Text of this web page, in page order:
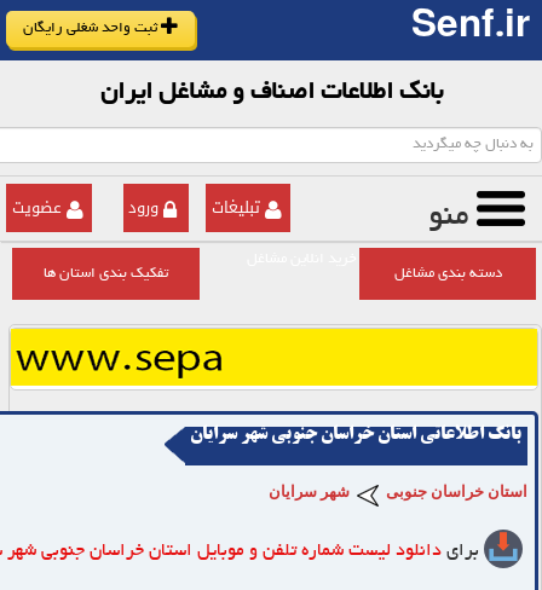
Senf.ir ثبت واحد شغلی رایگان
بانک اطلاعات اصناف و مشاغل ایران
منو عضویت ورود تبلیغات
دسته بندی مشاغل
تفکیک بندی استان ها
بانک اطلاعاتی استان خراسان جنوبی شهر سرایان
استان خراسان جنوبی شهر سرایان
برای دانلود لیست شماره تلفن و موبایل استان خراسان جنوبی شهر